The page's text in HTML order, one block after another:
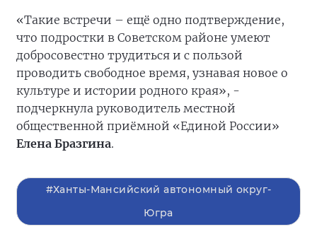
«Такие встречи – ещё одно подтверждение,
что подростки в Советском районе умеют
добросовестно трудиться и с пользой
проводить свободное время, узнавая новое о
культуре и истории родного края», -
подчеркнула руководитель местной
общественной приёмной «Единой России»
Елена Бразгина.
#Ханты-Мансийский автономный округ-
Югра